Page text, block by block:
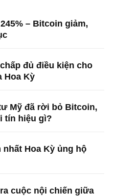
– Bitcoin giảm,
đủ điều kiện cho
Hoa Kỳ
Mỹ đã rời bỏ Bitcoin,
tín hiệu gì?
Hoa Kỳ ủng hộ
cuộc nội chiến giữa